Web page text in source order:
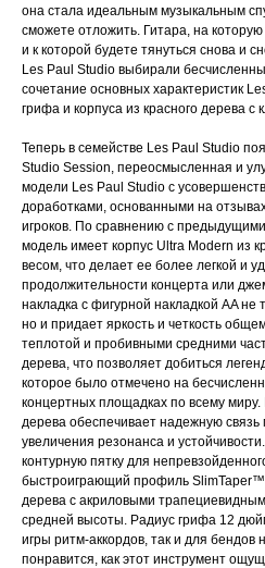
она стала идеальным музыкальным
сможете отложить. Гитара, на
и к которой будете тянуться снова и
Les Paul Studio выбирали
сочетание основных характеристик
грифа и корпуса из красного дерева с
Теперь в семействе Les Paul Studio
Studio Session, переосмысленная и
модели Les Paul Studio с
доработками, основанными на
игроков. По сравнению с
модель имеет корпус Ultra Modern из
весом, что делает ее более легкой и
продолжительности концерта или
накладка с фигурной накладкой AA не
но и придает яркость и четкость
теплотой и пробивными средними
дерева, что позволяет добиться
которое было отмечено на
концертных площадках по всему
дерева обеспечивает надежную
увеличения резонанса и
контурную пятку для
быстроиграющий профиль
дерева с акриловыми
средней высоты. Радиус грифа 12
игры ритм-аккордов, так и для бендов
понравится, как этот инструмент